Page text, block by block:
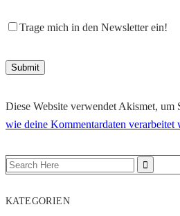
Trage mich in den Newsletter ein!
Diese Website verwendet Akismet, um
wie deine Kommentardaten verarbeitet
KATEGORIEN